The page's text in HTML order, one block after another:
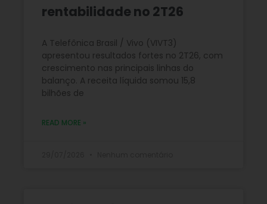
rentabilidade no 2T26
A Telefônica Brasil / Vivo (VIVT3)
apresentou resultados fortes no 2T26, com
crescimento nas principais linhas do
balanço. A receita líquida somou 15,8
bilhões de
READ MORE »